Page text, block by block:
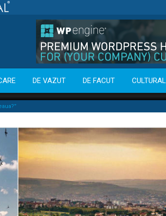
DE VAZUT DE FACUT CULTURAL